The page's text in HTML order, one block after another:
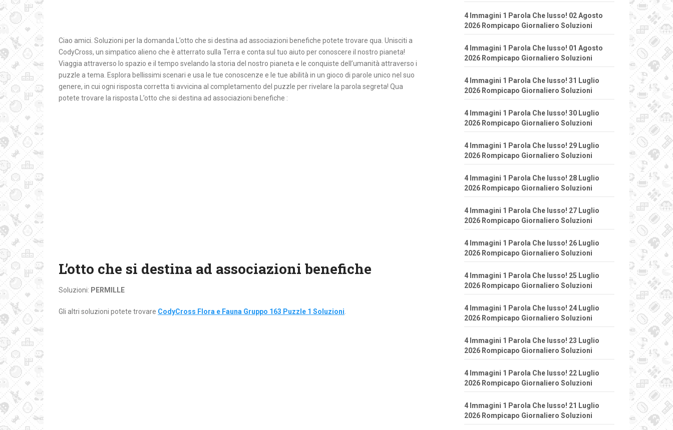
Ciao amici. Soluzioni per la domanda L’otto che si destina ad associazioni benefiche potete trovare qua. Unisciti a
CodyCross, un simpatico alieno che è atterrato sulla Terra e conta sul tuo aiuto per conoscere il nostro pianeta!
Viaggia attraverso lo spazio e il tempo svelando la storia del nostro pianeta e le conquiste dell’umanità attraverso i
puzzle a tema. Esplora bellissimi scenari e usa le tue conoscenze e le tue abilità in un gioco di parole unico nel suo
genere, in cui ogni risposta corretta ti avvicina al completamento del puzzle per rivelare la parola segreta! Qua
potete trovare la risposta L’otto che si destina ad associazioni benefiche :
L’otto che si destina ad associazioni benefiche
Soluzioni: PERMILLE
Gli altri soluzioni potete trovare CodyCross Flora e Fauna Gruppo 163 Puzzle 1 Soluzioni
4 Immagini 1 Parola Che lusso! 02 Agosto
2026 Rompicapo Giornaliero Soluzioni
4 Immagini 1 Parola Che lusso! 01 Agosto
2026 Rompicapo Giornaliero Soluzioni
4 Immagini 1 Parola Che lusso! 31 Luglio
2026 Rompicapo Giornaliero Soluzioni
4 Immagini 1 Parola Che lusso! 30 Luglio
2026 Rompicapo Giornaliero Soluzioni
4 Immagini 1 Parola Che lusso! 29 Luglio
2026 Rompicapo Giornaliero Soluzioni
4 Immagini 1 Parola Che lusso! 28 Luglio
2026 Rompicapo Giornaliero Soluzioni
4 Immagini 1 Parola Che lusso! 27 Luglio
2026 Rompicapo Giornaliero Soluzioni
4 Immagini 1 Parola Che lusso! 26 Luglio
2026 Rompicapo Giornaliero Soluzioni
4 Immagini 1 Parola Che lusso! 25 Luglio
2026 Rompicapo Giornaliero Soluzioni
4 Immagini 1 Parola Che lusso! 24 Luglio
2026 Rompicapo Giornaliero Soluzioni
4 Immagini 1 Parola Che lusso! 23 Luglio
2026 Rompicapo Giornaliero Soluzioni
4 Immagini 1 Parola Che lusso! 22 Luglio
2026 Rompicapo Giornaliero Soluzioni
4 Immagini 1 Parola Che lusso! 21 Luglio
2026 Rompicapo Giornaliero Soluzioni